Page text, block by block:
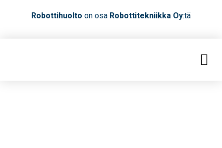
Robottihuolto on osa Robottitekniikka Oy:tä